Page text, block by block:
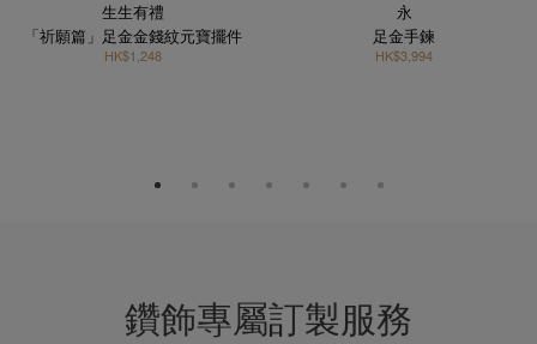
生生有禮
「祈願篇」足金金錢紋元寶擺件
HK$1,248
永
足金手鍊
HK$3,994
鑽飾專屬訂製服務